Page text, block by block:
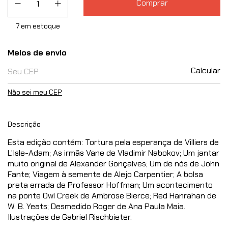
7em estoque
Entregas para o CEP:
Meios de envio
Calcular
Não sei meu CEP
Descrição
Esta edição contém: Tortura pela esperança de Villiers de
L'Isle-Adam; As irmãs Vane de Vladimir Nabokov; Um jantar
muito original de Alexander Gonçalves; Um de nós de John
Fante; Viagem à semente de Alejo Carpentier; A bolsa
preta errada de Professor Hoffman; Um acontecimento
na ponte Owl Creek de Ambrose Bierce; Red Hanrahan de
W. B. Yeats; Desmedido Roger de Ana Paula Maia.
Ilustrações de Gabriel Rischbieter.